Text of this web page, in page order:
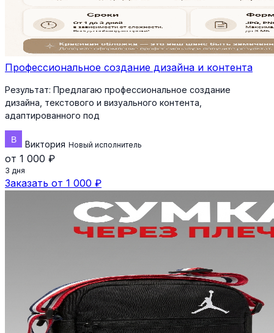
Профессиональное создание дизайна и контента
Результат: Предлагаю профессиональное создание
дизайна, текстового и визуального контента,
адаптированного под
Виктория Новый исполнитель
от 1 000 ₽
3 дня
Заказать от 1 000 ₽